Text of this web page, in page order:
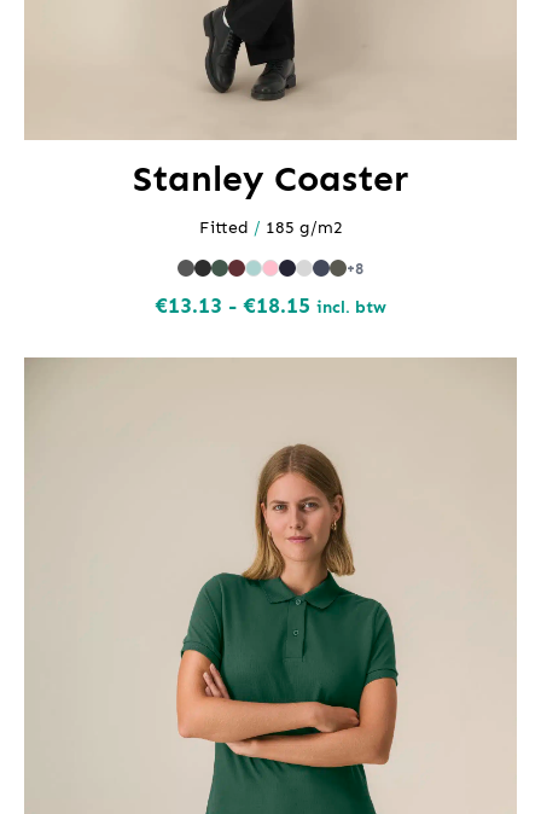
Stanley Coaster
Fitted / 185 g/m2
+8
€13.13 - €18.15 Prijsklasse:
incl. btw